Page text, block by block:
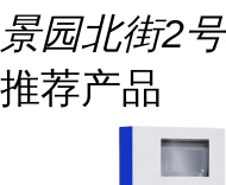
景园北街2
推荐产品